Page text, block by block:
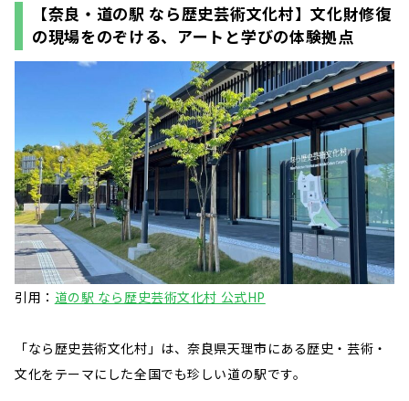
【奈良・道の駅 なら歴史芸術文化村】文化財修復
の現場をのぞける、アートと学びの体験拠点
引用： 道の駅 なら歴史芸術文化村 公式HP
「なら歴史芸術文化村」は、奈良県天理市にある歴史・芸術・
文化をテーマにした全国でも珍しい道の駅です。